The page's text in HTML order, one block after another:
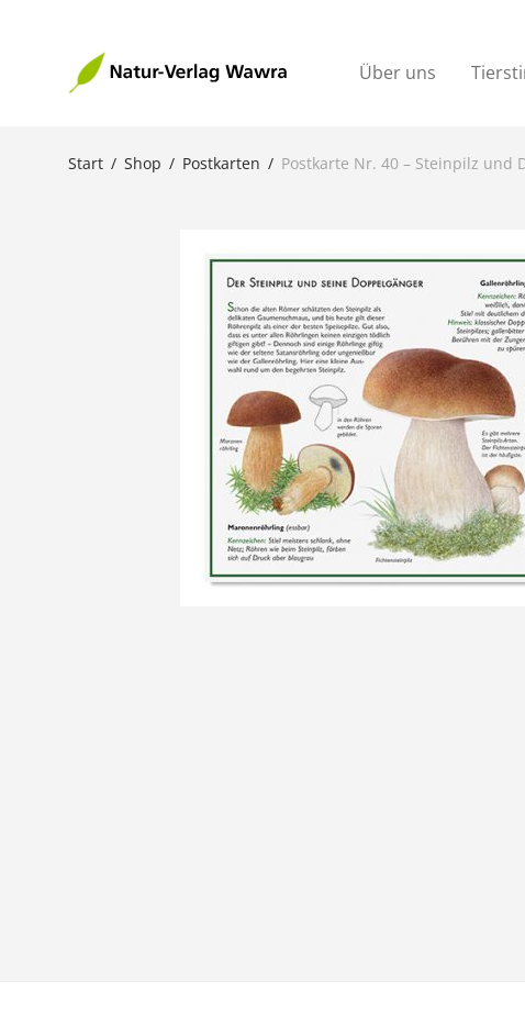
Über uns
Start / Shop / Postkarten / Postkarte Nr. 40 – Steinpilz und